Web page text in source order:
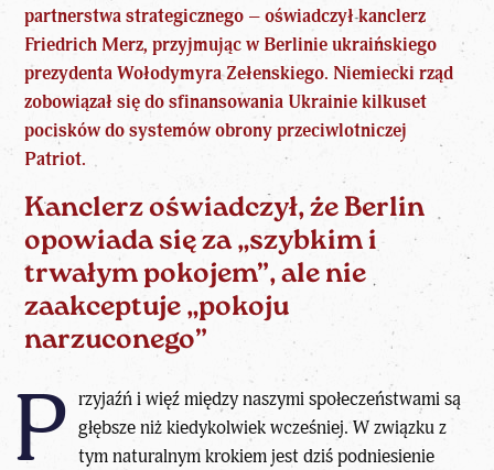
partnerstwa strategicznego – oświadczył kanclerz
Friedrich Merz, przyjmując w Berlinie ukraińskiego
prezydenta Wołodymyra Zełenskiego. Niemiecki rząd
zobowiązał się do sfinansowania Ukrainie kilkuset
pocisków do systemów obrony przeciwlotniczej
Patriot.
Kanclerz oświadczył, że Berlin
opowiada się za „szybkim i
trwałym pokojem”, ale nie
zaakceptuje „pokoju
narzuconego”
P rzyjaźń i więź między naszymi społeczeństwami są
głębsze niż kiedykolwiek wcześniej. W związku z
tym naturalnym krokiem jest dziś podniesienie